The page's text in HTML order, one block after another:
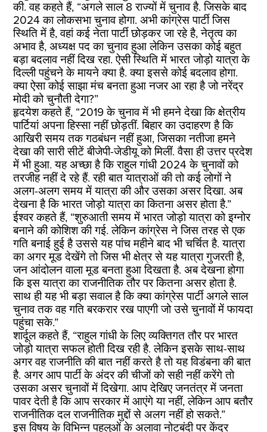
की. वह कहते हैं, “अगले साल 8 राज्यों में चुनाव है. जिसके बाद
2024 का लोकसभा चुनाव होगा. अभी कांग्रेस पार्टी जिस
स्थिति में है, वहां कई नेता पार्टी छोड़कर जा रहे है, नेतृत्व का
अभाव है, अध्यक्ष पद का चुनाव हुआ लेकिन उसका कोई बहुत
बड़ा बदलाव नहीं दिख रहा. ऐसी स्थिति में भारत जोड़ो यात्रा के
दिल्ली पहुंचने के मायने क्या है. क्या इससे कोई बदलाव होगा.
क्या ऐसा कोई साझा मंच बनता हुआ नजर आ रहा है जो नरेंद्र
मोदी को चुनौती देगा?”
हृदयेश कहते हैं, “2019 के चुनाव में भी हमने देखा कि क्षेत्रीय
पार्टियां अपना हिस्सा नहीं छोड़तीं. बिहार का उदाहरण है कि
आखिरी समय तक गठबंधन नहीं हुआ, जिसका नतीजा हमने
देखा की सारी सीटें बीजेपी-जेडीयू को मिलीं. वैसा ही उत्तर प्रदेश
में भी हुआ. यह अच्छा है कि राहुल गांधी 2024 के चुनावों को
तरजीह नहीं दे रहे हैं. रही बात यात्राओं की तो कई लोगों ने
अलग-अलग समय में यात्रा की और उसका असर दिखा. अब
देखना है कि भारत जोड़ो यात्रा का कितना असर होता है.”
ईश्वर कहते हैं, “शुरुआती समय में भारत जोड़ो यात्रा को इग्नोर
बनाने की कोशिश की गई. लेकिन कांग्रेस ने जिस तरह से एक
गति बनाई हुई है उससे यह पांच महीने बाद भी चर्चित है. यात्रा
का अगर मूड देखेंगे तो जिस भी क्षेत्र से यह यात्रा गुजरती है,
जन आंदोलन वाला मूड बनता हुआ दिखता है. अब देखना होगा
कि इस यात्रा का राजनीतिक तौर पर कितना असर होता है.
साथ ही यह भी बड़ा सवाल है कि क्या कांग्रेस पार्टी अगले साल
चुनाव तक वह गति बरकरार रख पाएगी जो उसे चुनावों में फायदा
पहुंचा सके.”
शार्दूल कहते हैं, “राहुल गांधी के लिए व्यक्तिगत तौर पर भारत
जोड़ो यात्रा सफल होती दिख रही है. लेकिन इसके साथ-साथ
अगर वह राजनीति की बात नहीं करते है तो यह विडंबना की बात
है. अगर आप पार्टी के अंदर की चीजों को सही नहीं करेंगे तो
उसका असर चुनावों में दिखेगा. आप देखिए जनतंत्र में जनता
पावर देती है कि आप सरकार में आएंगे या नहीं, लेकिन आप बतौर
राजनीतिक दल राजनीतिक मुद्दों से अलग नहीं हो सकते.”
इस विषय के विभिन्न पहलुओं के अलावा नोटबंदी पर केंद्र